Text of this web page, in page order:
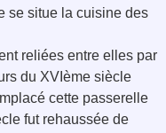
se situe la cuisine des
reliées entre elles par
du XVIème siècle
cette passerelle
fut rehaussée de